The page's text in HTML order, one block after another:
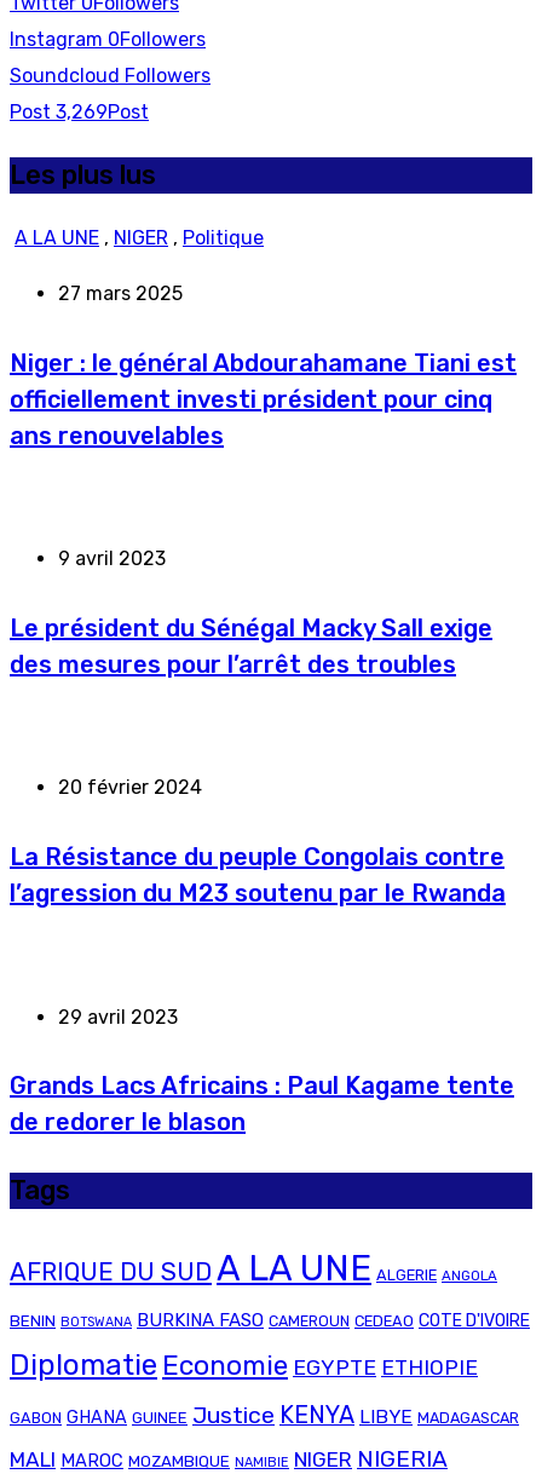
Instagram 0Followers
Soundcloud Followers
Post 3,269Post
Les plus lus
A LA UNE , NIGER , Politique
27 mars 2025
Niger : le général Abdourahamane Tiani est
officiellement investi président pour cinq
ans renouvelables
9 avril 2023
Le président du Sénégal Macky Sall exige
des mesures pour l’arrêt des troubles
20 février 2024
La Résistance du peuple Congolais contre
l’agression du M23 soutenu par le Rwanda
29 avril 2023
Grands Lacs Africains : Paul Kagame tente
de redorer le blason
Tags
AFRIQUE DU SUD A LA UNE ALGERIE ANGOLA
BENIN BOTSWANA BURKINA FASO CAMEROUN CEDEAO COTE D'IVOIRE
Diplomatie Economie EGYPTE ETHIOPIE
GABON GHANA GUINEE Justice KENYA LIBYE MADAGASCAR
MALI MAROC MOZAMBIQUE NAMIBIE NIGER NIGERIA